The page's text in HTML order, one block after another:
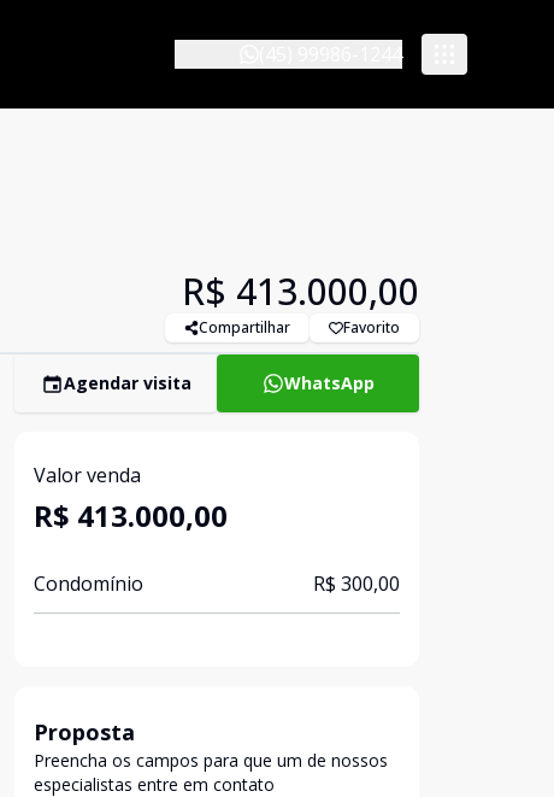
R$ 413.000,00
Compartilhar Favorito
Agendar visita WhatsApp
Valor venda
R$ 413.000,00
Condomínio R$ 300,00
Proposta
Preencha os campos para que um de nossos
especialistas entre em contato